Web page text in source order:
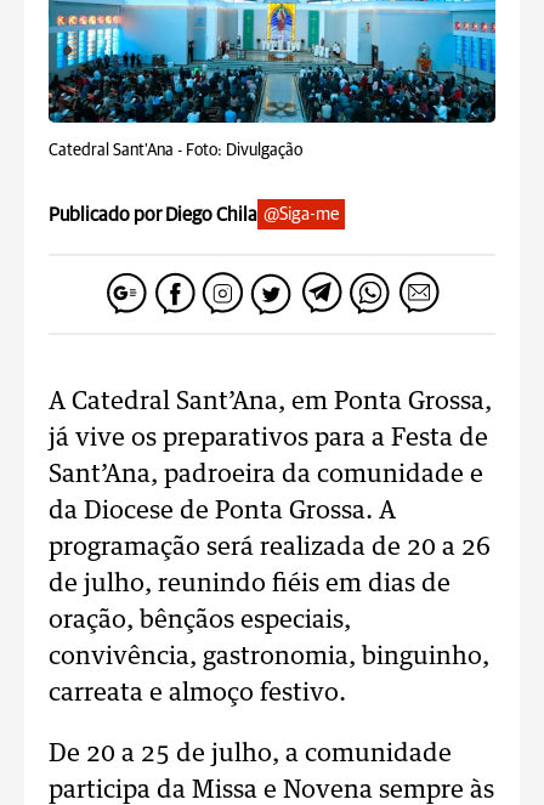
Catedral Sant'Ana - Foto: Divulgação
Publicado por Diego Chila @Siga-me
A Catedral Sant’Ana, em Ponta Grossa,
já vive os preparativos para a Festa de
Sant’Ana, padroeira da comunidade e
da Diocese de Ponta Grossa. A
programação será realizada de 20 a 26
de julho, reunindo fiéis em dias de
oração, bênçãos especiais,
convivência, gastronomia, binguinho,
carreata e almoço festivo.
De 20 a 25 de julho, a comunidade
participa da Missa e Novena sempre às